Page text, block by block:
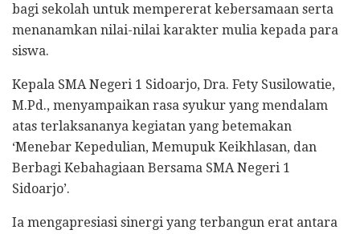
bagi sekolah untuk mempererat kebersamaan serta
menanamkan nilai-nilai karakter mulia kepada para
siswa.
​Kepala SMA Negeri 1 Sidoarjo, Dra. Fety Susilowatie,
M.Pd., menyampaikan rasa syukur yang mendalam
atas terlaksananya kegiatan yang betemakan
‘Menebar Kepedulian, Memupuk Keikhlasan, dan
Berbagi Kebahagiaan Bersama SMA Negeri 1
Sidoarjo’.
Ia mengapresiasi sinergi yang terbangun erat antara